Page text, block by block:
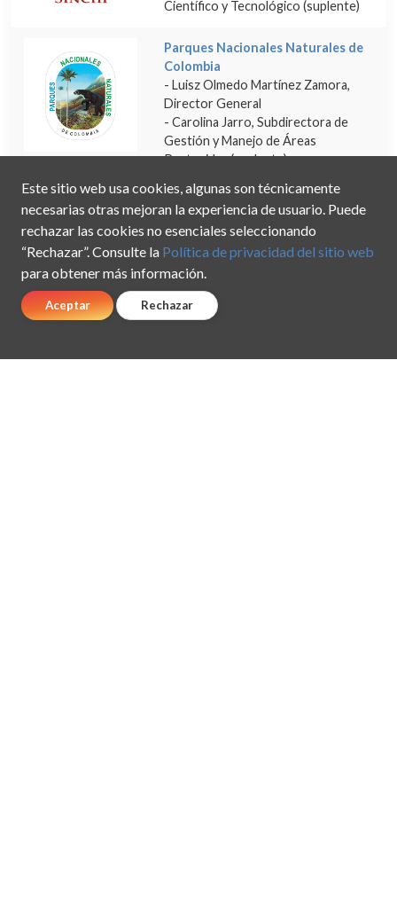
Científico y Tecnológico (suplente)
Parques Nacionales Naturales de
Colombia
- Luisz Olmedo Martínez Zamora,
Director General
- Carolina Jarro, Subdirectora de
Gestión y Manejo de Áreas
Protegidas (suplente)
Universidad Nacional de Colombia
- Gonzalo Andrade, Director ICN
- Johanna Castiblanco, Vicerrectoría
de Investigación (suplente)
Este sitio web usa cookies, algunas son técnicamente
necesarias otras mejoran la experiencia de usuario. Puede
rechazar las cookies no esenciales seleccionando
“Rechazar”. Consulte la Política de privacidad del sitio web
para obtener más información.
Aceptar Rechazar